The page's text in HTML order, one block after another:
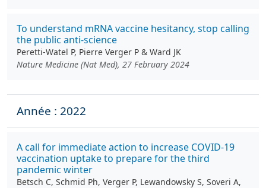
To understand mRNA vaccine hesitancy, stop calling
the public anti-science
Peretti-Watel P, Pierre Verger P & Ward JK
Nature Medicine (Nat Med), 27 February 2024
Année : 2022
A call for immediate action to increase COVID-19
vaccination uptake to prepare for the third
pandemic winter
Betsch C, Schmid Ph, Verger P, Lewandowsky S, Soveri A,